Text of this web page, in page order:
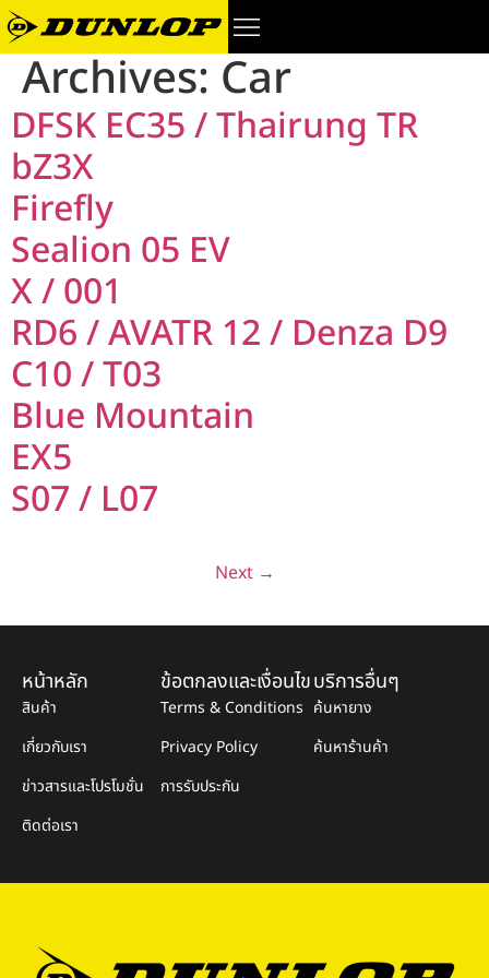
Archives: Car
DFSK EC35 / Thairung TR
bZ3X
Firefly
Sealion 05 EV
X / 001
RD6 / AVATR 12 / Denza D9
C10 / T03
Blue Mountain
EX5
S07 / L07
Next →
หน้าหลัก
สินค้า
เกี่ยวกับเรา
ข่าวสารและโปรโมชั่น
ติดต่อเรา
ข้อตกลงและเงื่อนไข
Terms & Conditions
Privacy Policy
การรับประกัน
บริการอื่นๆ
ค้นหายาง
ค้นหาร้านค้า